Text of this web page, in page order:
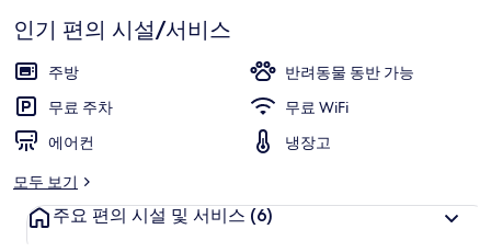
진
러
리
인기 편의 시설/서비스
주방
반려동물 동반 가능
무료 주차
무료 WiFi
에어컨
냉장고
모두 보기
주요 편의 시설 및 서비스 (6)